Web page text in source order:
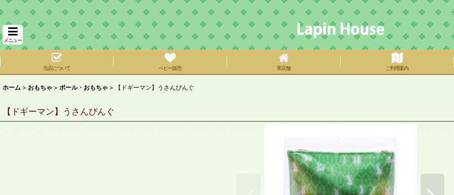
メニュー
当店について ベビー販売 実店舗 ご利用案内
ホーム > おもちゃ > ボール・おもちゃ > 【ドギーマン】うさんぴんぐ
【ドギーマン】うさんぴんぐ